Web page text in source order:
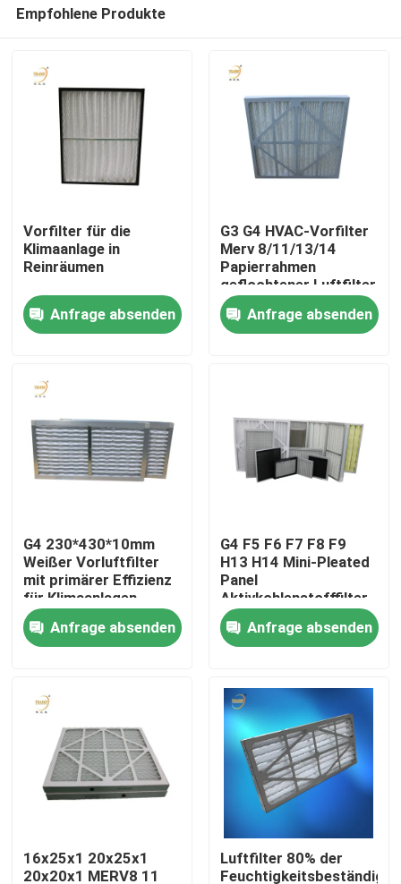
Produkte
Videos
Über uns
Fabrik-Ausflug
Qualitätskontrolle
Fordern Sie ein Zitat
Tiefer Filter der Falten-HEPA
FFU-Einheit
Empfohlene Produkte
Vorfilter für die
Klimaanlage in
Reinräumen
Anfrage absenden
G3 G4 HVAC-Vorfilter
Merv 8/11/13/14
Papierrahmen
geflochtener Luftfilter
für Klimaanlagen
Anfrage absenden
G4 230*430*10mm
Weißer Vorluftfilter
mit primärer Effizienz
für Klimaanlagen
Anfrage absenden
G4 F5 F6 F7 F8 F9
H13 H14 Mini-Pleated
Panel
Aktivkohlenstofffilter
für die klimatisierte
HeimatAnfrage absenden
16x25x1 20x25x1
20x20x1 MERV8 11
Luftfilter 80% der